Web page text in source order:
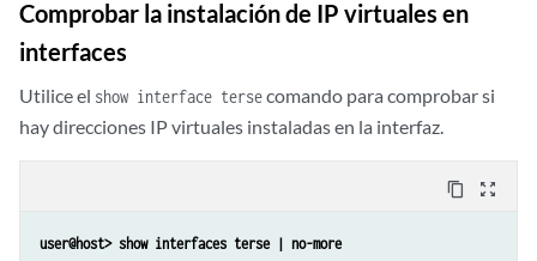
        Virtual IP Info:
          Index: 2
IP2: 2001:db8:6701::7/64
          VMAC: 00:10:db:fe:01:02
Comprobar la instalación de IP virtuales en
interfaces
Utilice el show interface tersecomando para comprobar si
hay direcciones IP virtuales instaladas en la interfaz.
content_copy zoom_out_map
user@host> show interfaces terse | no-more